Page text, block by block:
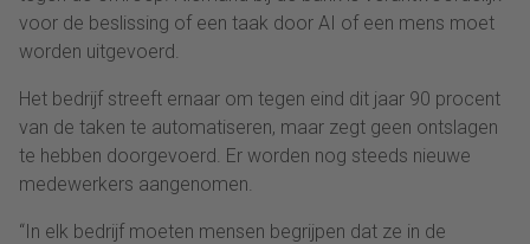
voor de beslissing of een taak door AI of een mens moet
worden uitgevoerd.
Het bedrijf streeft ernaar om tegen eind dit jaar 90 procent
van de taken te automatiseren, maar zegt geen ontslagen
te hebben doorgevoerd. Er worden nog steeds nieuwe
medewerkers aangenomen.
“In elk bedrijf moeten mensen begrijpen dat ze in de